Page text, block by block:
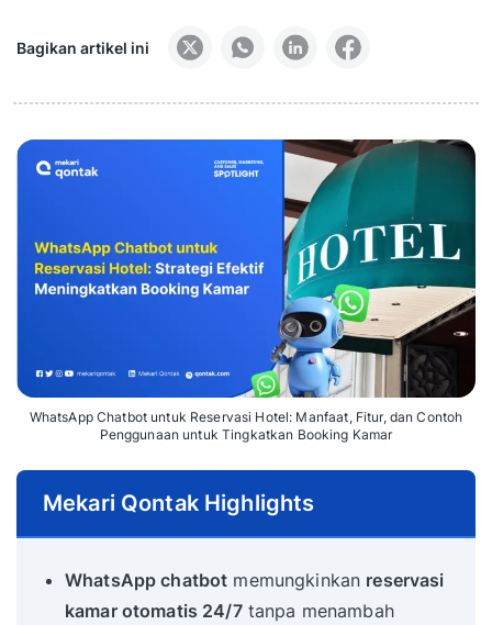
Bagikan artikel ini
WhatsApp Chatbot untuk Reservasi Hotel: Manfaat, Fitur, dan Contoh
Penggunaan untuk Tingkatkan Booking Kamar
Mekari Qontak Highlights
WhatsApp chatbot memungkinkan reservasi
kamar otomatis 24/7tanpa menambah